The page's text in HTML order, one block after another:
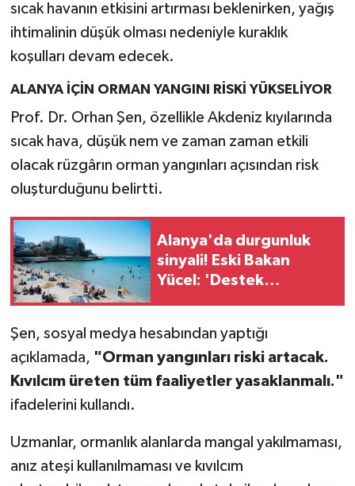
sıcak havanın etkisini artırması beklenirken, yağış
ihtimalinin düşük olması nedeniyle kuraklık
koşulları devam edecek.
ALANYA İÇİN ORMAN YANGINI RİSKİ YÜKSELİYOR
Prof. Dr. Orhan Şen, özellikle Akdeniz kıyılarında
sıcak hava, düşük nem ve zaman zaman etkili
olacak rüzgârın orman yangınları açısından risk
oluşturduğunu belirtti.
Alanya'da durgunluk
sinyali! Eski Bakan
Yücel: 'Destek
Şen, sosyal medya hesabından yaptığı
açıklamada, "Orman yangınları riski artacak.
Kıvılcım üreten tüm faaliyetler yasaklanmalı."
ifadelerini kullandı.
Uzmanlar, ormanlık alanlarda mangal yakılmaması,
anız ateşi kullanılmaması ve kıvılcım